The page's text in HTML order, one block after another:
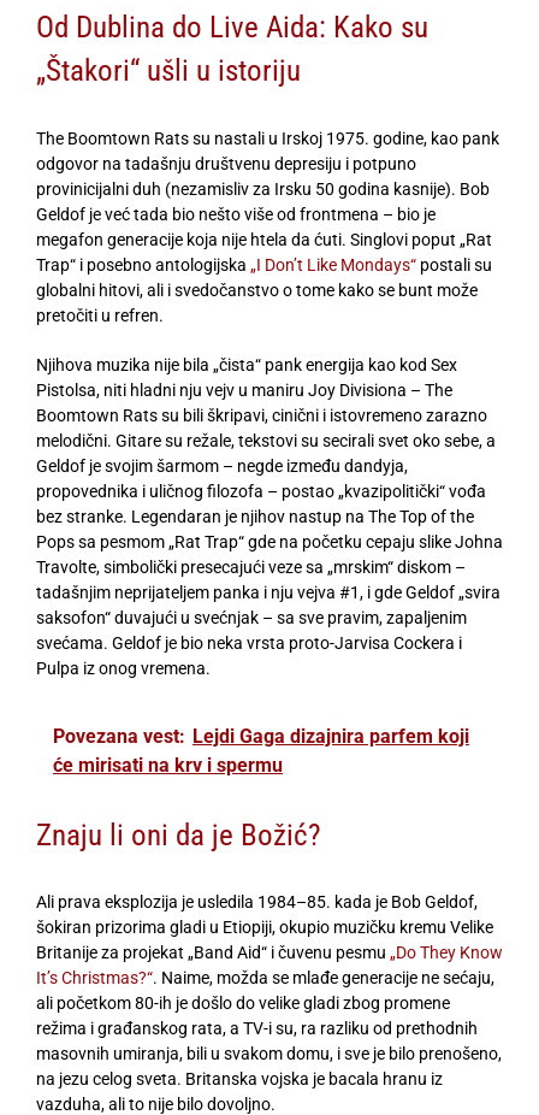
Od Dublina do Live Aida: Kako su
„Štakori“ ušli u istoriju
The Boomtown Rats su nastali u Irskoj 1975. godine, kao pank
odgovor na tadašnju društvenu depresiju i potpuno
provinicijalni duh (nezamisliv za Irsku 50 godina kasnije). Bob
Geldof je već tada bio nešto više od frontmena – bio je
megafon generacije koja nije htela da ćuti. Singlovi poput „Rat
Trap“ i posebno antologijska „I Don’t Like Mondays“ postali su
globalni hitovi, ali i svedočanstvo o tome kako se bunt može
pretočiti u refren.
Njihova muzika nije bila „čista“ pank energija kao kod Sex
Pistolsa, niti hladni nju vejv u maniru Joy Divisiona – The
Boomtown Rats su bili škripavi, cinični i istovremeno zarazno
melodični. Gitare su režale, tekstovi su secirali svet oko sebe, a
Geldof je svojim šarmom – negde između dandyja,
propovednika i uličnog filozofa – postao „kvazipolitički“ vođa
bez stranke. Legendaran je njihov nastup na The Top of the
Pops sa pesmom „Rat Trap“ gde na početku cepaju slike Johna
Travolte, simbolički presecajući veze sa „mrskim“ diskom –
tadašnjim neprijateljem panka i nju vejva #1, i gde Geldof „svira
saksofon“ duvajući u svećnjak – sa sve pravim, zapaljenim
svećama. Geldof je bio neka vrsta proto-Jarvisa Cockera i
Pulpa iz onog vremena.
Povezana vest: Lejdi Gaga dizajnira parfem koji
će mirisati na krv i spermu
Znaju li oni da je Božić?
Ali prava eksplozija je usledila 1984–85. kada je Bob Geldof,
šokiran prizorima gladi u Etiopiji, okupio muzičku kremu Velike
Britanije za projekat „Band Aid“ i čuvenu pesmu „Do They Know
It’s Christmas?“. Naime, možda se mlađe generacije ne sećaju,
ali početkom 80-ih je došlo do velike gladi zbog promene
režima i građanskog rata, a TV-i su, ra razliku od prethodnih
masovnih umiranja, bili u svakom domu, i sve je bilo prenošeno,
na jezu celog sveta. Britanska vojska je bacala hranu iz
vazduha, ali to nije bilo dovoljno.